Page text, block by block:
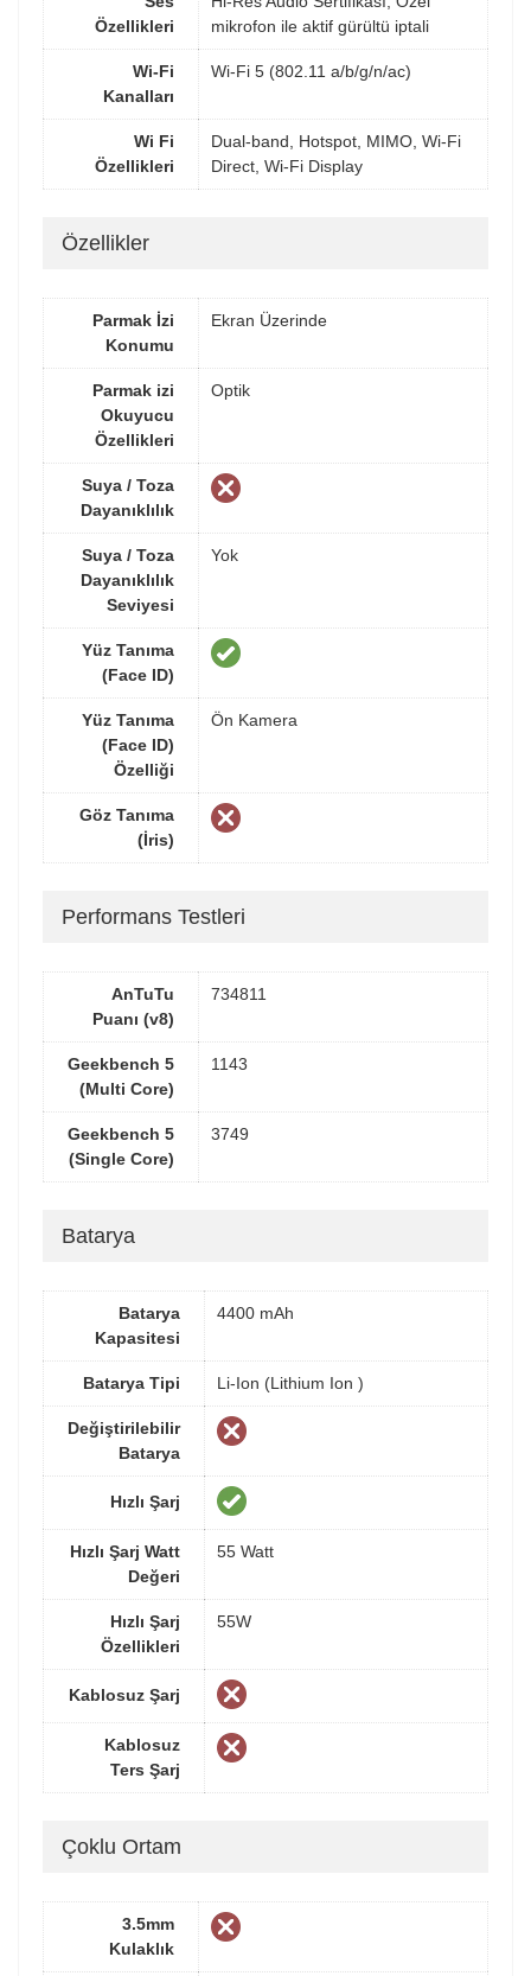
Özellikleri
mikrofon ile aktif gürültü iptali
Wi-Fi
Kanalları
Wi-Fi 5 (802.11 a/b/g/n/ac)
Wi Fi
Özellikleri
Dual-band, Hotspot, MIMO, Wi-Fi
Direct, Wi-Fi Display
Özellikler
Parmak İzi
Konumu
Ekran Üzerinde
Parmak izi
Okuyucu
Özellikleri
Optik
Suya / Toza
Dayanıklılık
Suya / Toza
Dayanıklılık
Seviyesi
Yok
Yüz Tanıma
(Face ID)
Yüz Tanıma
(Face ID)
Özelliği
Ön Kamera
Göz Tanıma
(İris)
Performans Testleri
AnTuTu
Puanı (v8)
734811
Geekbench 5
(Multi Core)
1143
Geekbench 5
(Single Core)
3749
Batarya
Batarya
Kapasitesi
4400 mAh
Batarya Tipi Li-Ion (Lithium Ion )
Değiştirilebilir
Batarya
Hızlı Şarj
Hızlı Şarj Watt
Değeri
55 Watt
Hızlı Şarj
Özellikleri
55W
Kablosuz Şarj
Kablosuz
Ters Şarj
Çoklu Ortam
3.5mm
Kulaklık